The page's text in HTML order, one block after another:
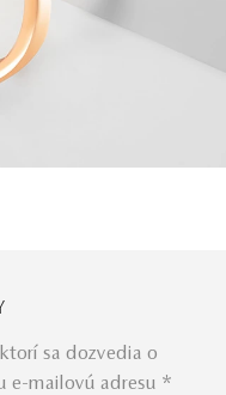
sa dozvedia o
e-mailovú adresu *